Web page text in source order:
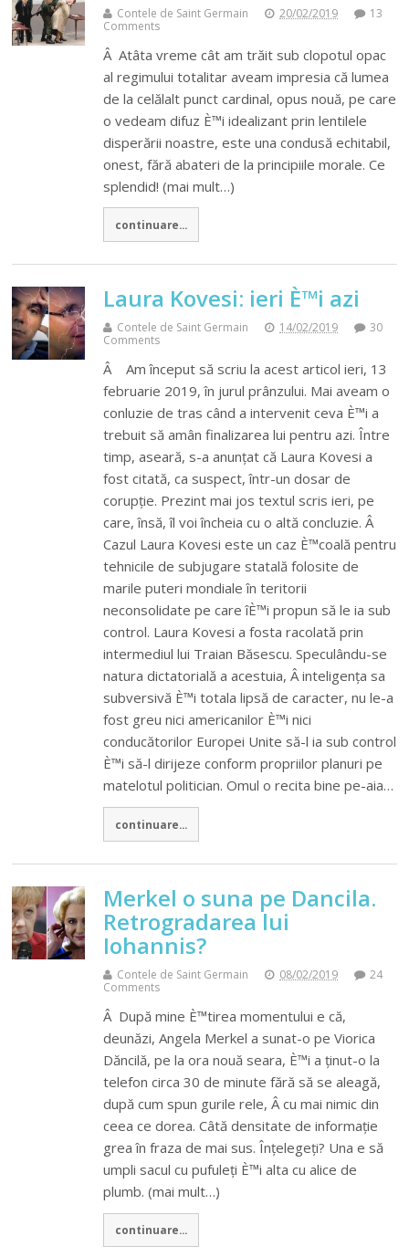
Contele de Saint Germain 20/02/2019
13
Comments
Â Atâta vreme cât am trăit sub clopotul opac
al regimului totalitar aveam impresia că lumea
de la celălalt punct cardinal, opus nouă, pe care
o vedeam difuz È™i idealizant prin lentilele
disperării noastre, este una condusă echitabil,
onest, fără abateri de la principiile morale. Ce
splendid! (mai mult…)
continuare...
Laura Kovesi: ieri È™i azi
Contele de Saint Germain 14/02/2019
30
Comments
Â Am început să scriu la acest articol ieri, 13
februarie 2019, în jurul prânzului. Mai aveam o
conluzie de tras când a intervenit ceva È™i a
trebuit să amân finalizarea lui pentru azi. Între
timp, aseară, s-a anunțat că Laura Kovesi a
fost citată, ca suspect, într-un dosar de
corupție. Prezint mai jos textul scris ieri, pe
care, însă, îl voi încheia cu o altă concluzie. Â
Cazul Laura Kovesi este un caz È™coală pentru
tehnicile de subjugare statală folosite de
marile puteri mondiale în teritorii
neconsolidate pe care îÈ™i propun să le ia sub
control. Laura Kovesi a fosta racolată prin
intermediul lui Traian Băsescu. Speculându-se
natura dictatorială a acestuia, Â inteligența sa
subversivă È™i totala lipsă de caracter, nu le-a
fost greu nici americanilor È™i nici
conducătorilor Europei Unite să-l ia sub control
È™i să-l dirijeze conform propriilor planuri pe
matelotul politician. Omul o recita bine pe-aia…
continuare...
Merkel o suna pe Dancila.
Retrogradarea lui
Iohannis?
Contele de Saint Germain 08/02/2019
24
Comments
Â După mine È™tirea momentului e că,
deunăzi, Angela Merkel a sunat-o pe Viorica
Dăncilă, pe la ora nouă seara, È™i a ținut-o la
telefon circa 30 de minute fără să se aleagă,
după cum spun gurile rele, Â cu mai nimic din
ceea ce dorea. Câtă densitate de informație
grea în fraza de mai sus. Înțelegeți? Una e să
umpli sacul cu pufuleți È™i alta cu alice de
plumb. (mai mult…)
continuare...